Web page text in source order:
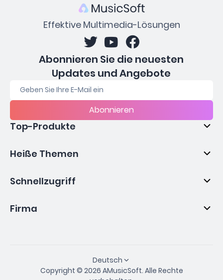
Effektive Multimedia-Lösungen
Abonnieren Sie die neuesten
Updates und Angebote
Abonnieren
Top-Produkte
Heiße Themen
Schnellzugriff
Firma
Deutsch
Copyright © 2026 AMusicSoft. Alle Rechte